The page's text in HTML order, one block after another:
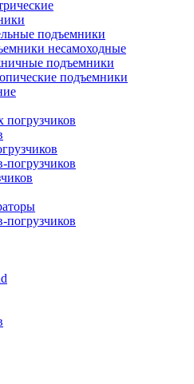
подъемники
несамоходные
подъемники
подъемники
погрузчиков
погрузчиков
погрузчиков